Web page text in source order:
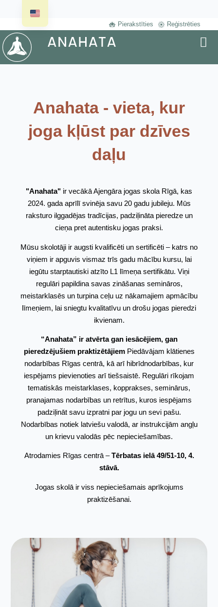
Pierakstīties Reģistrēties
Anahata - vieta, kur
joga kļūst par dzīves
daļu
"Anahata" ir vecākā Ajengāra jogas skola Rīgā, kas
2024. gada aprīlī svinēja savu 20 gadu jubileju. Mūs
raksturo ilggadējas tradīcijas, padziļināta pieredze un
cieņa pret autentisku jogas praksi.
Mūsu skolotāji ir augsti kvalificēti un sertificēti – katrs no
viņiem ir apguvis vismaz trīs gadu mācību kursu, lai
iegūtu starptautiski atzīto L1 līmeņa sertifikātu. Viņi
regulāri papildina savas zināšanas semināros,
meistarklasēs un turpina ceļu uz nākamajiem apmācību
līmeņiem, lai sniegtu kvalitatīvu un drošu jogas pieredzi
ikvienam.
“Anahata” ir atvērta gan iesācējiem, gan
pieredzējušiem praktizētājiemPiedāvājam klātienes
nodarbības Rīgas centrā, kā arī hibrīdnodarbības, kur
iespējams pievienoties arī tiešsaistē. Regulāri rīkojam
tematiskās meistarklases, kopprakses, seminārus,
pranajamas nodarbības un retrītus, kuros iespējams
padziļināt savu izpratni par jogu un sevi pašu.
Nodarbības notiek latviešu valodā, ar instrukcijām angļu
un krievu valodās pēc nepieciešamības.
Atrodamies Rīgas centrā –Tērbatas ielā 49/51-10, 4.
stāvā.
Jogas skolā ir viss nepieciešamais aprīkojums
praktizēšanai.